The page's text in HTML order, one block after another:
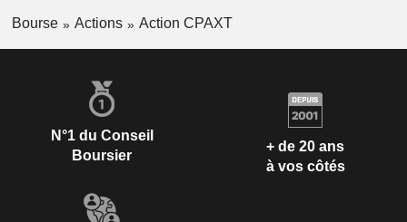
Bourse Actions Action CPAXT
N°1 du Conseil
Boursier
+ de 20 ans
à vos côtés